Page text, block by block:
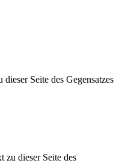
Seite des Gegensatzes
zu dieser Seite des